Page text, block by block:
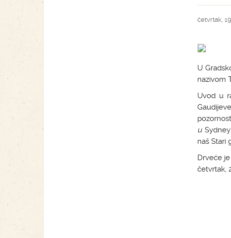
četvrtak,
U
nazivom
Uvod u
u
naš Stari
Drveće
četvrtak,